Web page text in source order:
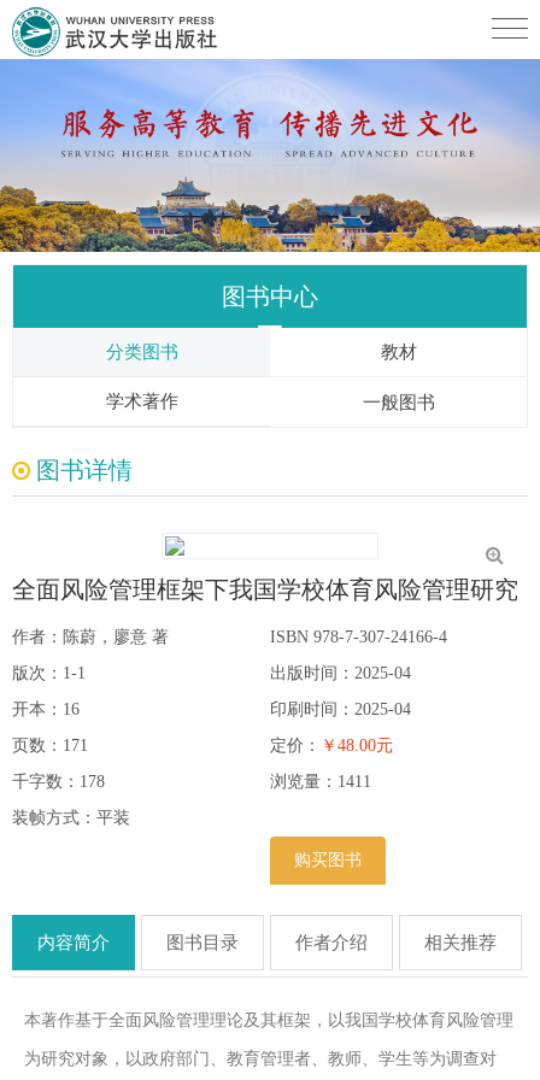
图书中心
分类图书 教材
学术著作 一般图书
图书详情
全面风险管理框架下我国学校体育风险管理研究
作者：陈蔚，廖意 著
版次：1-1
开本：16
页数：171
千字数：178
装帧方式：平装
ISBN 978-7-307-24166-4
出版时间：2025-04
印刷时间：2025-04
定价： ￥48.00元
浏览量： 1411
购买图书
内容简介 图书目录 作者介绍 相关推荐
本著作基于全面风险管理理论及其框架，以我国学校体育风险管理
为研究对象，以政府部门、教育管理者、教师、学生等为调查对